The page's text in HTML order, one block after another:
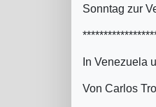
Sonntag zur
In Venezuela
Von Carlos